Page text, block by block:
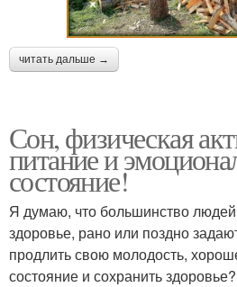
читать дальше →
Сон, физическая
питание и
состояние!
Я думаю, что большинство
здоровье, рано или поздно
продлить свою молодость,
состояние и сохранить здоровье?